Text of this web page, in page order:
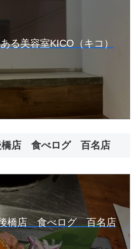
る美容室KICO（キコ）
店 食べログ 百名店
橋店 食べログ 百名店